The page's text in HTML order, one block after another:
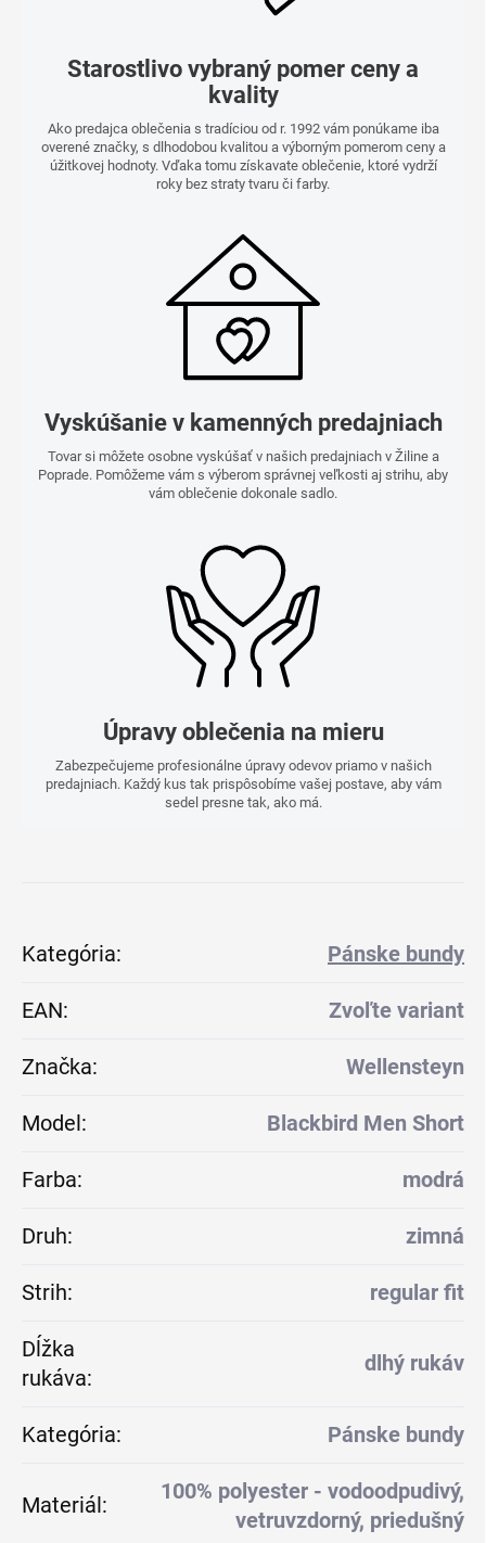
Starostlivo vybraný pomer ceny a
kvality
Ako predajca oblečenia s tradíciou od r. 1992 vám ponúkame iba
overené značky, s dlhodobou kvalitou a výborným pomerom ceny a
úžitkovej hodnoty. Vďaka tomu získavate oblečenie, ktoré vydrží
roky bez straty tvaru či farby.
Vyskúšanie v kamenných predajniach
Tovar si môžete osobne vyskúšať v našich predajniach v Žiline a
Poprade. Pomôžeme vám s výberom správnej veľkosti aj strihu, aby
vám oblečenie dokonale sadlo.
Úpravy oblečenia na mieru
Zabezpečujeme profesionálne úpravy odevov priamo v našich
predajniach. Každý kus tak prispôsobíme vašej postave, aby vám
sedel presne tak, ako má.
Kategória: Pánske bundy
EAN: Zvoľte variant
Značka: Wellensteyn
Model: Blackbird Men Short
Farba: modrá
Druh: zimná
Strih: regular fit
Dĺžka
rukáva:
dlhý rukáv
Kategória: Pánske bundy
Materiál:
100% polyester - vodoodpudivý,
vetruvzdorný, priedušný